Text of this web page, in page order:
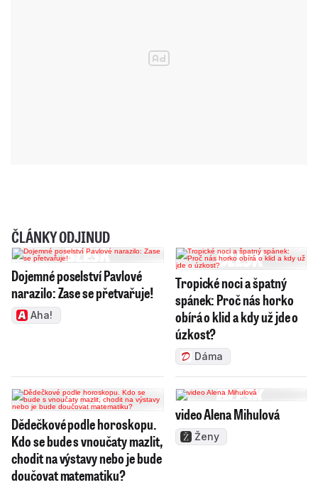
ČLÁNKY ODJINUD
Dojemné poselství Pavlové
narazilo: Zase se přetvařuje!
Aha!
Tropické noci a špatný
spánek: Proč nás horko
obírá o klid a kdy už jde o
úzkost?
Dáma
Dědečkové podle horoskopu.
Kdo se bude s vnoučaty mazlit,
chodit na výstavy nebo je bude
doučovat matematiku?
video Alena Mihulová
Ženy